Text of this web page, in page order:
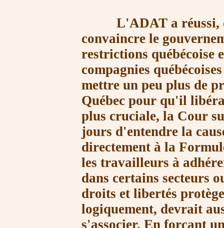
L'ADAT a réussi,
convaincre le
restrictions québécoise
compagnies
mettre un peu plus de
Québec pour qu'il
plus cruciale, la Cour
jours d'entendre la
directement à la
les travailleurs à
dans certains secteurs
droits et libertés
logiquement, devrait
s'associer. En forçant